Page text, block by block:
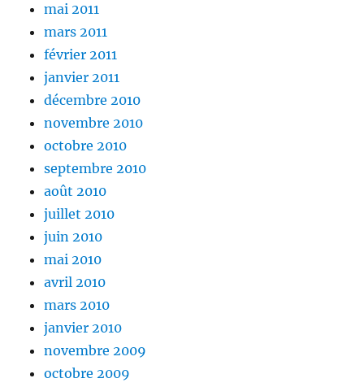
mai 2011
mars 2011
février 2011
janvier 2011
décembre 2010
novembre 2010
octobre 2010
septembre 2010
août 2010
juillet 2010
juin 2010
mai 2010
avril 2010
mars 2010
janvier 2010
novembre 2009
octobre 2009